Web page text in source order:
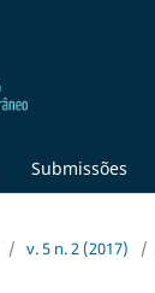
Submissões
/ v. 5 n. 2 (2017) /